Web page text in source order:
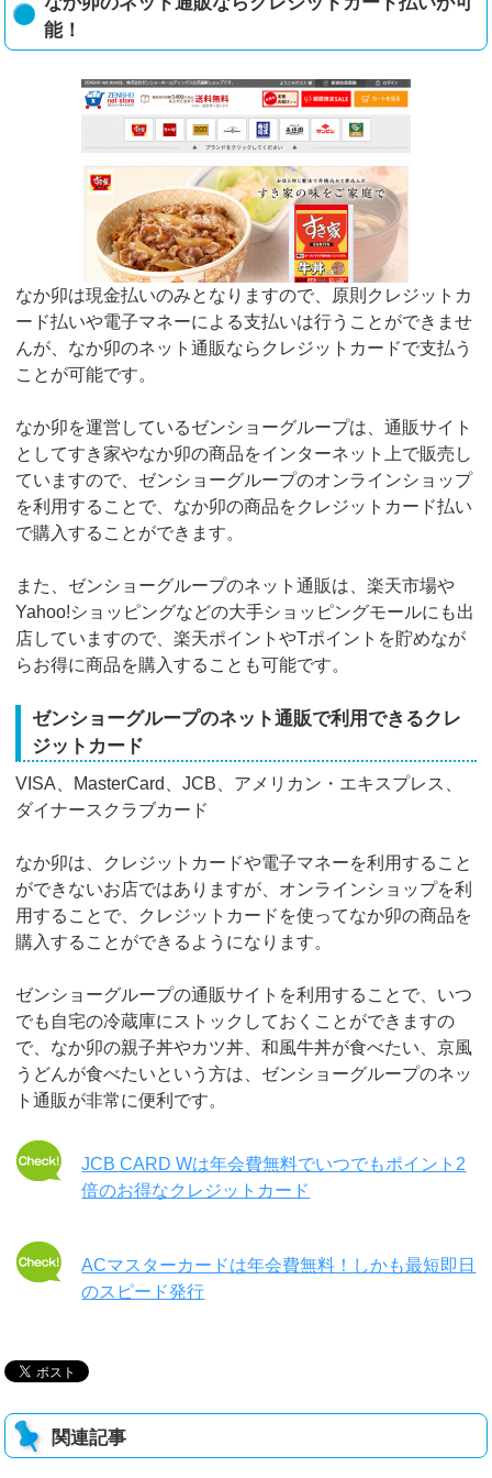
能！
なか卯は現金払いのみとなりますので、原則クレジットカ
ード払いや電子マネーによる支払いは行うことができませ
んが、なか卯のネット通販ならクレジットカードで支払う
ことが可能です。
なか卯を運営しているゼンショーグループは、通販サイト
としてすき家やなか卯の商品をインターネット上で販売し
ていますので、ゼンショーグループのオンラインショップ
を利用することで、なか卯の商品をクレジットカード払い
で購入することができます。
また、ゼンショーグループのネット通販は、楽天市場や
Yahoo!ショッピングなどの大手ショッピングモールにも出
店していますので、楽天ポイントやTポイントを貯めなが
らお得に商品を購入することも可能です。
ゼンショーグループのネット通販で利用できるクレ
ジットカード
VISA、MasterCard、JCB、アメリカン・エキスプレス、
ダイナースクラブカード
なか卯は、クレジットカードや電子マネーを利用すること
ができないお店ではありますが、オンラインショップを利
用することで、クレジットカードを使ってなか卯の商品を
購入することができるようになります。
ゼンショーグループの通販サイトを利用することで、いつ
でも自宅の冷蔵庫にストックしておくことができますの
で、なか卯の親子丼やカツ丼、和風牛丼が食べたい、京風
うどんが食べたいという方は、ゼンショーグループのネッ
ト通販が非常に便利です。
JCB CARD Wは年会費無料でいつでもポイント2
倍のお得なクレジットカード
ACマスターカードは年会費無料！しかも最短即日
のスピード発行
関連記事